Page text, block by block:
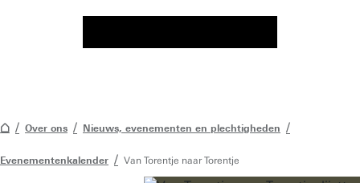
Over ons Nieuws, evenementen en plechtigheden
Evenementenkalender Van Torentje naar Torentje